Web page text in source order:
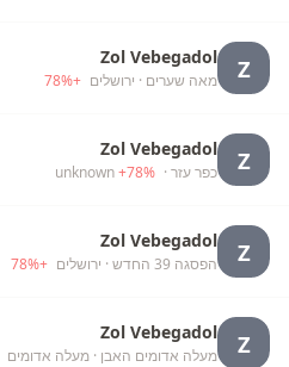
Z
Zol Vebegadol
מאה שערים · ירושלים +
78%
Z
Zol Vebegadol
כפר עזר · unknown
+78%
Z
Zol Vebegadol
הפסגה 39 החדש · ירושלים +
78%
Z
Zol Vebegadol
מעלה אדומים האבן · מעלה אדומים